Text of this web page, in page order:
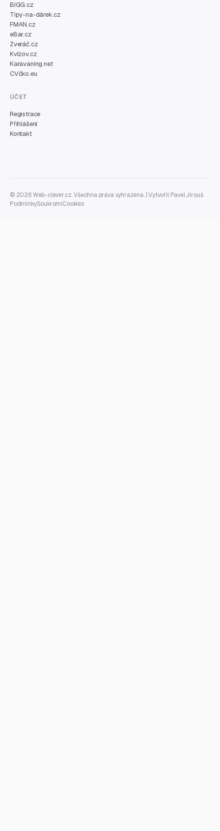
BIGG.cz
Tipy-na-dárek.cz
FMAN.cz
eBar.cz
Zveráč.cz
Kvízov.cz
Karavaning.net
CVčko.eu
ÚČET
Registrace
Přihlášení
Kontakt
© 2026 Web-clever.cz. Všechna práva vyhrazena. | Vytvořil Pavel Jirouš
PodmínkySoukromíCookies